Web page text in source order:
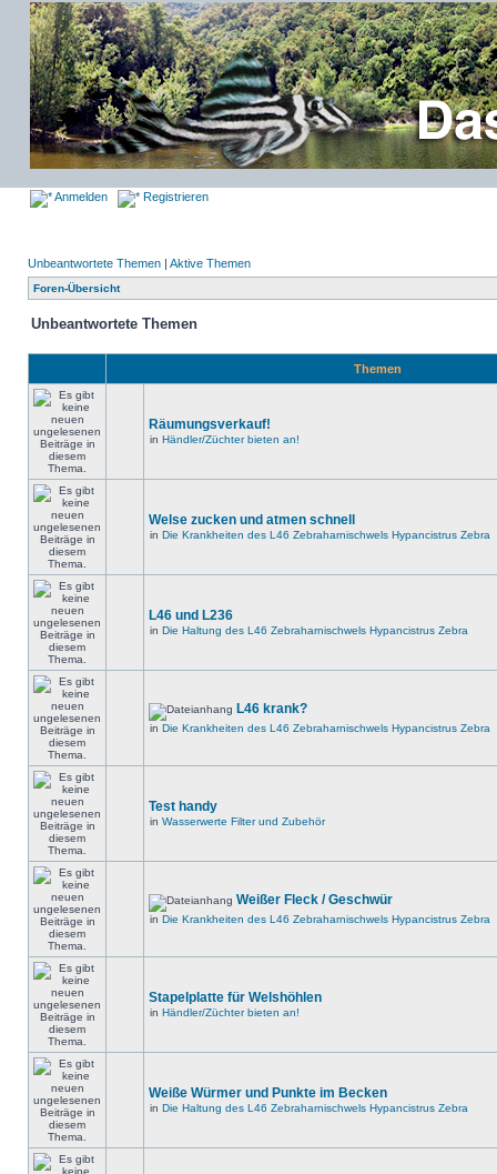
Anmelden Registrieren
Unbeantwortete Themen | Aktive Themen
Foren-Übersicht
Unbeantwortete Themen
Themen
Räumungsverkauf!
in Händler/Züchter bieten an!
Welse zucken und atmen schnell
in Die Krankheiten des L46 Zebraharnischwels Hypancistrus Zebra
L46 und L236
in Die Haltung des L46 Zebraharnischwels Hypancistrus Zebra
L46 krank?
in Die Krankheiten des L46 Zebraharnischwels Hypancistrus Zebra
Test handy
in Wasserwerte Filter und Zubehör
Weißer Fleck / Geschwür
in Die Krankheiten des L46 Zebraharnischwels Hypancistrus Zebra
Stapelplatte für Welshöhlen
in Händler/Züchter bieten an!
Weiße Würmer und Punkte im Becken
in Die Haltung des L46 Zebraharnischwels Hypancistrus Zebra